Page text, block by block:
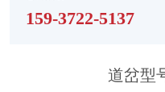
159-3722-5137
道岔型